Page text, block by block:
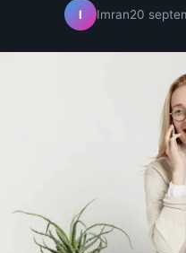
I Imran20